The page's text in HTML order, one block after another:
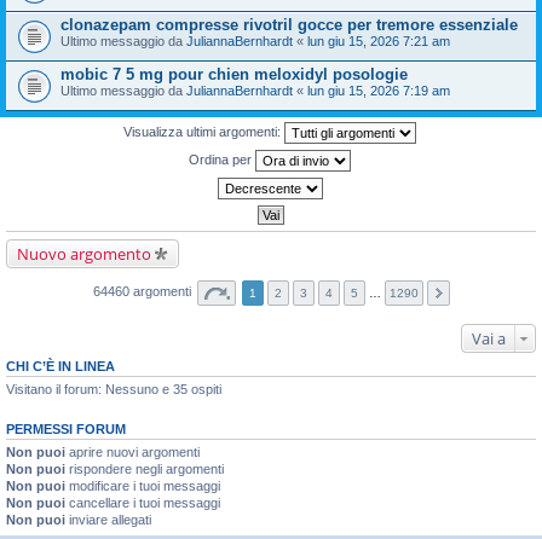
clonazepam compresse rivotril gocce per tremore essenziale
Ultimo messaggio da JuliannaBernhardt « lun giu 15, 2026 7:21 am
mobic 7 5 mg pour chien meloxidyl posologie
Ultimo messaggio da JuliannaBernhardt « lun giu 15, 2026 7:19 am
Visualizza ultimi argomenti:
Ordina per
Nuovo argomento
64460 argomenti 1 2 3 4 5 1290
Vai a
CHI C’È IN LINEA
Visitano il forum: Nessuno e 35 ospiti
PERMESSI FORUM
Non puoi aprire nuovi argomenti
Non puoi rispondere negli argomenti
Non puoi modificare i tuoi messaggi
Non puoi cancellare i tuoi messaggi
Non puoi inviare allegati